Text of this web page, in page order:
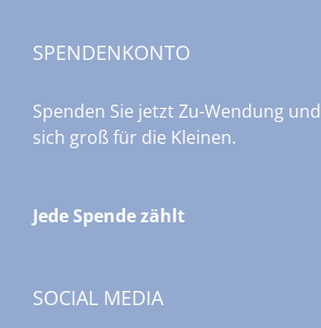
SPENDENKONTO
Spenden Sie jetzt Zu-Wendung
sich groß für die Kleinen.
Jede Spende zählt
SOCIAL MEDIA